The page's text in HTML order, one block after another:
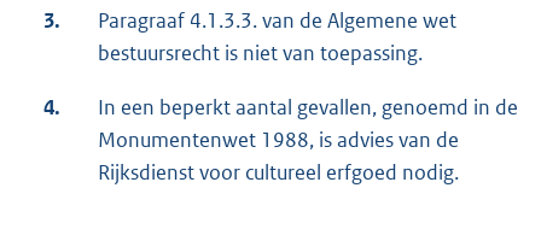
3.
Paragraaf 4.1.3.3. van de Algemene wet
bestuursrecht is niet van toepassing.
4.
In een beperkt aantal gevallen, genoemd in de
Monumentenwet 1988, is advies van de
Rijksdienst voor cultureel erfgoed nodig.